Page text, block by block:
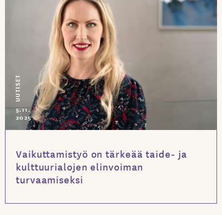
UUTISET
5.11.
2025
Vaikuttamistyö on tärkeää taide- ja
kulttuurialojen elinvoiman
turvaamiseksi